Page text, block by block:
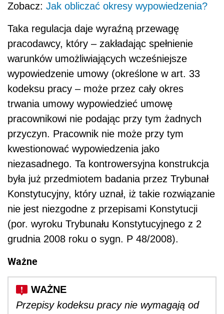
Zobacz: Jak obliczać okresy wypowiedzenia?
Taka regulacja daje wyraźną przewagę
pracodawcy, który – zakładając spełnienie
warunków umożliwiających wcześniejsze
wypowiedzenie umowy (określone w art. 33
kodeksu pracy – może przez cały okres
trwania umowy wypowiedzieć umowę
pracownikowi nie podając przy tym żadnych
przyczyn. Pracownik nie może przy tym
kwestionować wypowiedzenia jako
niezasadnego. Ta kontrowersyjna konstrukcja
była już przedmiotem badania przez Trybunał
Konstytucyjny, który uznał, iż takie rozwiązanie
nie jest niezgodne z przepisami Konstytucji
(por. wyroku Trybunału Konstytucyjnego z 2
grudnia 2008 roku o sygn. P 48/2008).
Ważne
Przepisy kodeksu pracy nie wymagają od